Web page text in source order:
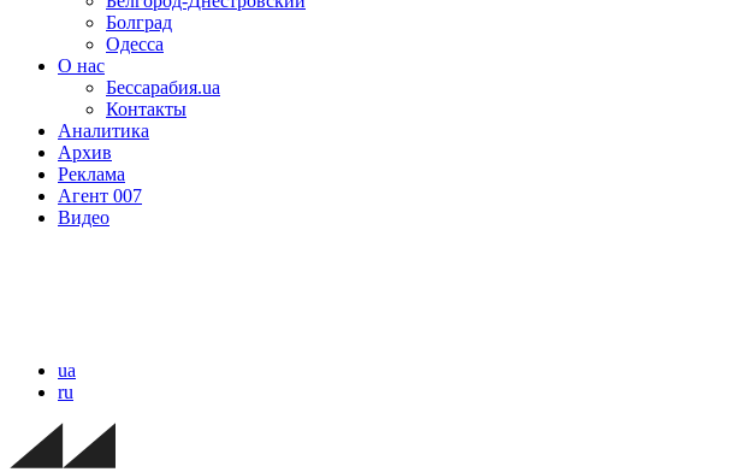
Болград
Одесса
О нас
Бессарабия.ua
Контакты
Аналитика
Архив
Реклама
Агент 007
Видео
ua
ru